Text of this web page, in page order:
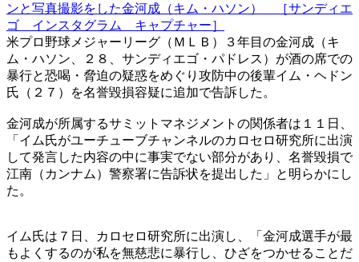
ンと写真撮影をした金河成（キム・ハソン） ［サンディエ
ゴ インスタグラム キャプチャー］
米プロ野球メジャーリーグ（ＭＬＢ）３年目の金河成（キ
ム・ハソン、２８、サンディエゴ・パドレス）が酒の席での
暴行と恐喝・脅迫の疑惑をめぐり攻防中の後輩イム・ヘドン
氏（２７）を名誉毀損容疑に追加で告訴した。
金河成が所属するサミットマネジメントの関係者は１１日、
「イム氏がユーチューブチャンネルのカロセロ研究所に出演
して発言した内容の中に事実でない部分があり、名誉毀損で
江南（カンナム）警察署に告訴状を提出した」と明らかにし
た。
イム氏は７日、カロセロ研究所に出演し、「金河成選手が最
もよくするのが私を無慈悲に暴行し、ひざをつかせることだ